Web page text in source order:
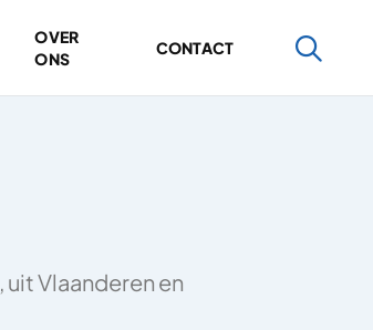
OVER
ONS
CONTACT
Vlaanderen en